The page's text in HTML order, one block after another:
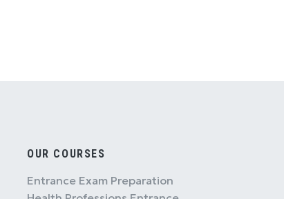
OUR COURSES
Entrance Exam Preparation